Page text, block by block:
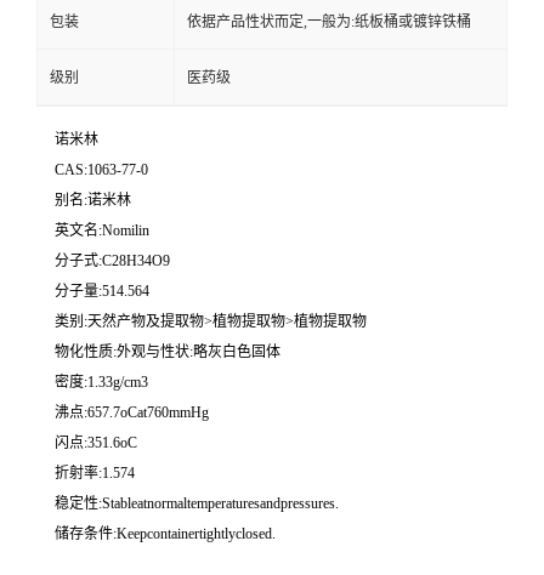
包装 依据产品性状而定,一般为:纸板桶或镀锌铁桶
级别 医药级
诺米林
CAS:1063-77-0
别名:诺米林
英文名:Nomilin
分子式:C28H34O9
分子量:514.564
类别:天然产物及提取物>植物提取物>植物提取物
物化性质:外观与性状:略灰白色固体
密度:1.33g/cm3
沸点:657.7oCat760mmHg
闪点:351.6oC
折射率:1.574
稳定性:Stableatnormaltemperaturesandpressures.
储存条件:Keepcontainertightlyclosed.